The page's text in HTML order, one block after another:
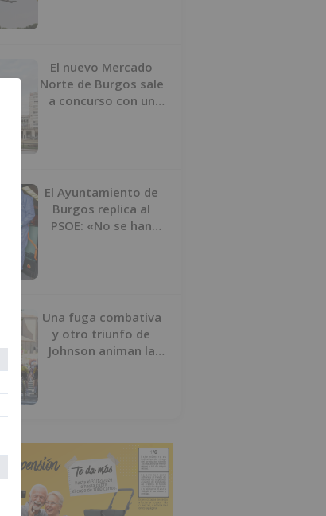
El nuevo Mercado
Norte de Burgos sale
a concurso con un
El Ayuntamiento de
Burgos replica al
PSOE: «No se han
Una fuga combativa
y otro triunfo de
Johnson animan la